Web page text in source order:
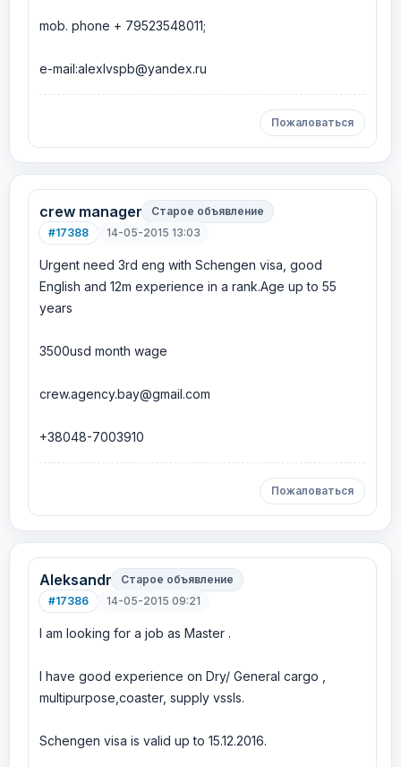
mob. phone + 79523548011;
e-mail:alexlvspb@yandex.ru
Пожаловаться
crew manager
Старое объявление
#17388
14-05-2015 13:03
Urgent need 3rd eng with Schengen visa, good
English and 12m experience in a rank.Age up to 55
years
3500usd month wage
crew.agency.bay@gmail.com
+38048-7003910
Пожаловаться
Aleksandr
Старое объявление
#17386
14-05-2015 09:21
I am looking for a job as Master .
I have good experience on Dry/ General cargo ,
multipurpose,coaster, supply vssls.
Schengen visa is valid up to 15.12.2016.